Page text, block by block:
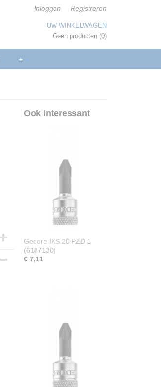
Inloggen Registreren
UW WINKELWAGEN
Geen producten (0)
+
Ook interessant
Gedore IKS 20 PZD 1
(6187130)
€ 7,11